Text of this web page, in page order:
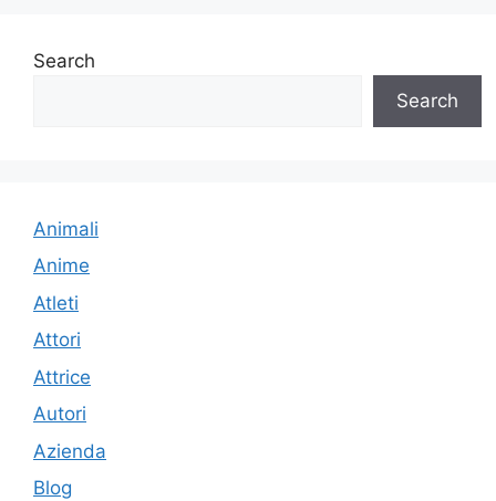
Search
Search
Animali
Anime
Atleti
Attori
Attrice
Autori
Azienda
Blog